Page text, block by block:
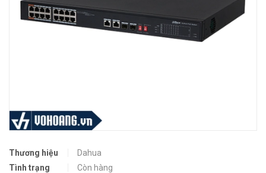
Thương hiệu
Dahua
Tình trạng
Còn hàng